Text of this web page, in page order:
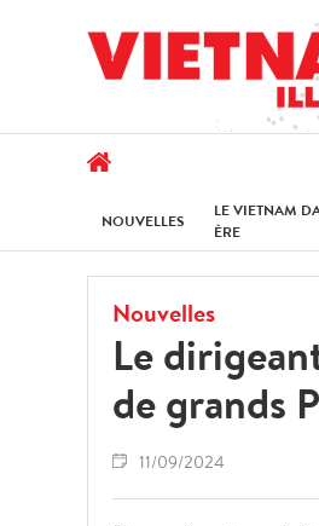
NOUVELLES
LE VIETNAM
ÈRE
Nouvelles
Le
de grands
11/09/2024